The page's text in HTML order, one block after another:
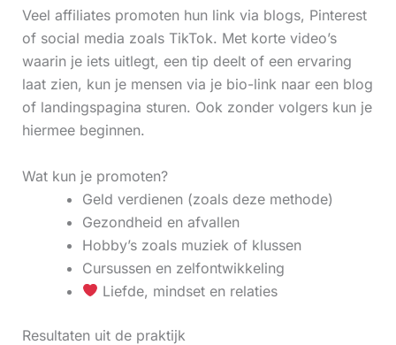
Veel affiliates promoten hun link via blogs, Pinterest
of social media zoals TikTok. Met korte video’s
waarin je iets uitlegt, een tip deelt of een ervaring
laat zien, kun je mensen via je bio-link naar een blog
of landingspagina sturen. Ook zonder volgers kun je
hiermee beginnen.
Wat kun je promoten?
Geld verdienen (zoals deze methode)
Gezondheid en afvallen
Hobby’s zoals muziek of klussen
Cursussen en zelfontwikkeling
Liefde, mindset en relaties
Resultaten uit de praktijk